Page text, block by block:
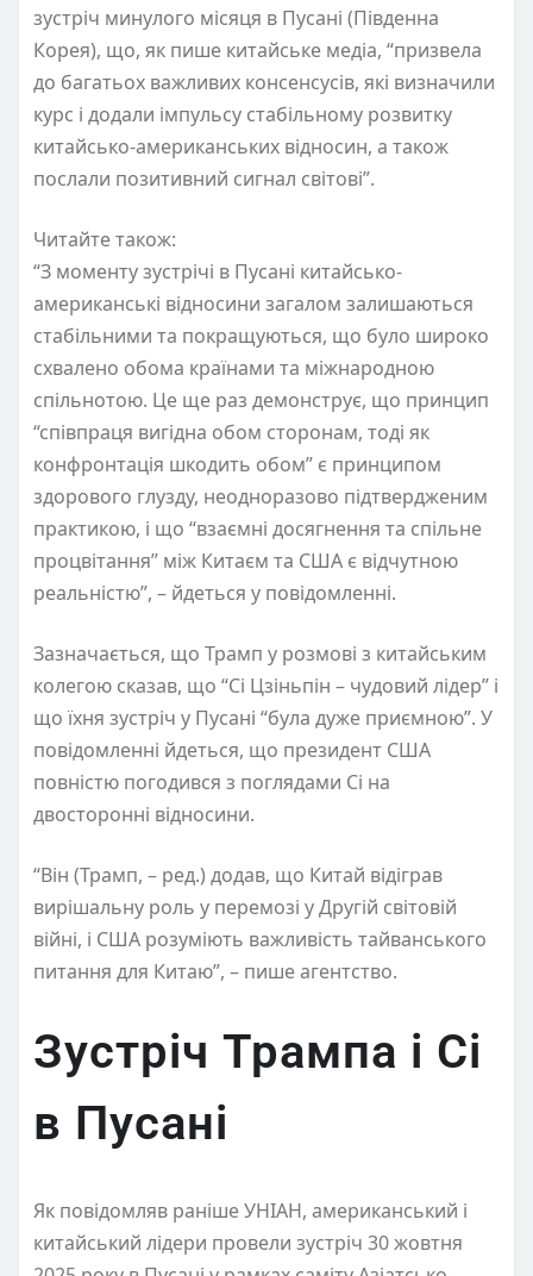
зустріч минулого місяця в Пусані (Південна
Корея), що, як пише китайське медіа, “призвела
до багатьох важливих консенсусів, які визначили
курс і додали імпульсу стабільному розвитку
китайсько-американських відносин, а також
послали позитивний сигнал світові”.
Читайте також:
“З моменту зустрічі в Пусані китайсько-
американські відносини загалом залишаються
стабільними та покращуються, що було широко
схвалено обома країнами та міжнародною
спільнотою. Це ще раз демонструє, що принцип
“співпраця вигідна обом сторонам, тоді як
конфронтація шкодить обом” є принципом
здорового глузду, неодноразово підтвердженим
практикою, і що “взаємні досягнення та спільне
процвітання” між Китаєм та США є відчутною
реальністю”, – йдеться у повідомленні.
Зазначається, що Трамп у розмові з китайським
колегою сказав, що “Сі Цзіньпін – чудовий лідер” і
що їхня зустріч у Пусані “була дуже приємною”. У
повідомленні йдеться, що президент США
повністю погодився з поглядами Сі на
двосторонні відносини.
“Він (Трамп, – ред.) додав, що Китай відіграв
вирішальну роль у перемозі у Другій світовій
війні, і США розуміють важливість тайванського
питання для Китаю”, – пише агентство.
Зустріч Трампа і Сі
в Пусані
Як повідомляв раніше УНІАН, американський і
китайський лідери провели зустріч 30 жовтня